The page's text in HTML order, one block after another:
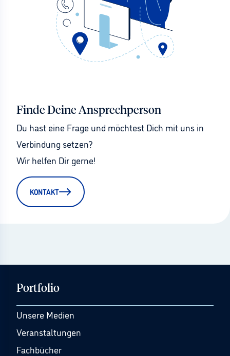
Finde Deine Ansprechperson
Du hast eine Frage und möchtest Dich mit uns in
Verbindung setzen?
Wir helfen Dir gerne!
KONTAKT
Portfolio
Unsere Medien
Veranstaltungen
Fachbücher